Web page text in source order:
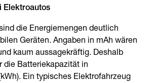
Elektroautos
die Energiemengen deutlich
Geräten. Angaben in mAh wären
kaum aussagekräftig. Deshalb
die Batteriekapazität in
Ein typisches Elektrofahrzeug